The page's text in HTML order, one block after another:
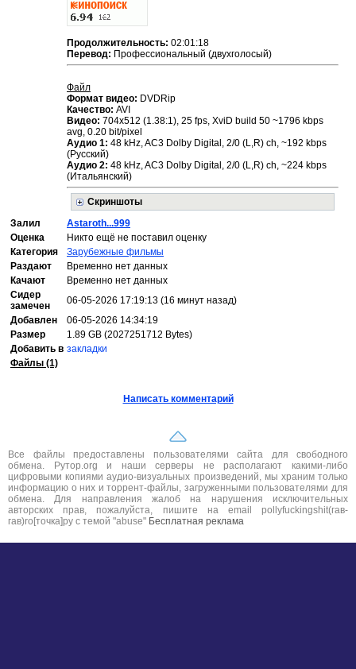
Продолжительность: 02:01:18
Перевод: Профессиональный (двухголосый)
Файл
Формат видео: DVDRip
Качество: AVI
Видео: 704x512 (1.38:1), 25 fps, XviD build 50 ~1796 kbps
avg, 0.20 bit/pixel
Аудио 1: 48 kHz, AC3 Dolby Digital, 2/0 (L,R) ch, ~192 kbps
(Русский)
Аудио 2: 48 kHz, AC3 Dolby Digital, 2/0 (L,R) ch, ~224 kbps
(Итальянский)
Скриншоты
Залил
Astaroth...999
Оценка
Никто ещё не поставил оценку
Категория
Зарубежные фильмы
Раздают
Временно нет данных
Качают
Временно нет данных
Сидер
замечен
06-05-2026 17:19:13 (16 минут назад)
Добавлен
06-05-2026 14:34:19
Размер
1.89 GB (2027251712 Bytes)
Добавить в закладки
Файлы (1)
Написать комментарий
Все файлы предоставлены пользователями сайта для свободного
обмена. Рутор.org и наши серверы не располагают какими-либо
цифровыми копиями аудио-визуальных произведений, мы храним только
информацию о них и торрент-файлы, загруженными пользователями для
обмена. Для направления жалоб на нарушения исключительных
авторских прав, пожалуйста, пишите на email pollyfuckingshit(гав-
гав)ro[точка]ру с темой "abuse" Бесплатная реклама